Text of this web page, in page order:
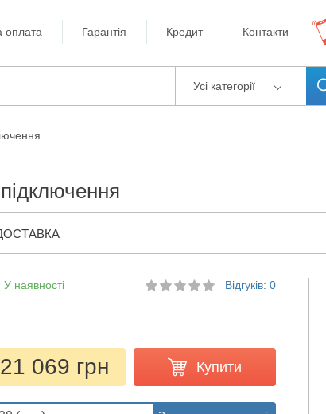
оплата Гарантія Кредит Контакти
Усі категорії
У наявності Відгуків: 0
21 069 грн Купити